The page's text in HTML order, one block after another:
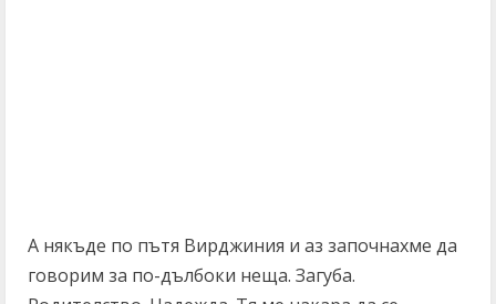
А някъде по пътя Вирджиния и аз започнахме да
говорим за по-дълбоки неща. Загуба.